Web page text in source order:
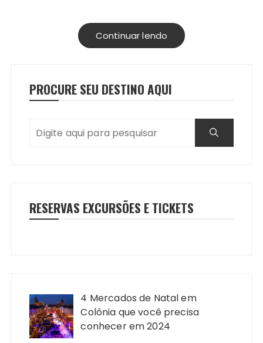
Continuar lendo
PROCURE SEU DESTINO AQUI
RESERVAS EXCURSÕES E TICKETS
4 Mercados de Natal em
Colônia que você precisa
conhecer em 2024